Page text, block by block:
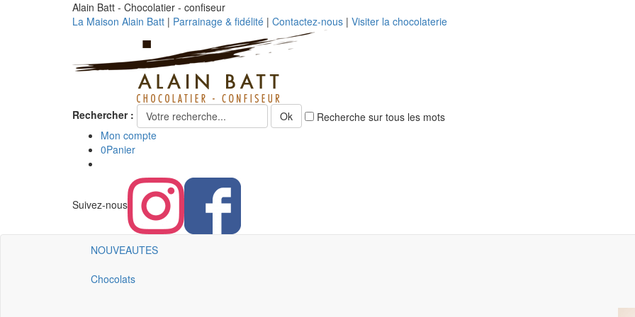
Alain Batt - Chocolatier - confiseur
La Maison Alain Batt | Parrainage & fidélité | Contactez-nous | Visiter la chocolaterie
Rechercher : Ok
Recherche sur tous les mots
Mon compte
0Panier
Suivez-nous
NOUVEAUTES
Chocolats